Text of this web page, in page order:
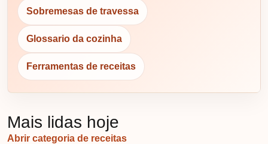
Sobremesas de travessa
Glossario da cozinha
Ferramentas de receitas
Mais lidas hoje
Abrir categoria de receitas